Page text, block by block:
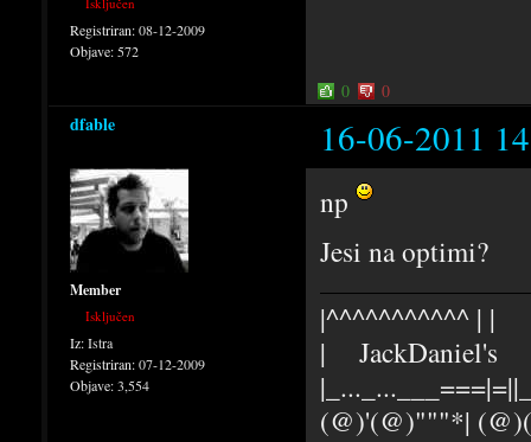
Registriran:08-12-2009
Objave: 572
0 0
dfable 16-06-2011
Member
Isključen
Iz:Istra
Registriran:07-12-2009
Objave:3,554
np
Jesi na optimi?
|^^^^^^^^^^^ | |
| JackDaniel's
(@)'(@)"""*|